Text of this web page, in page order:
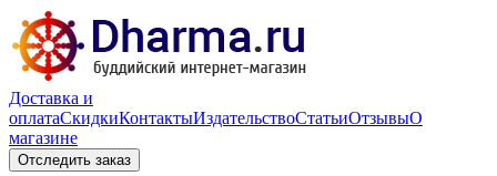
Доставка и
оплатаСкидкиКонтактыИздательствоСтатьиОтзывыО
магазине
Отследить заказ